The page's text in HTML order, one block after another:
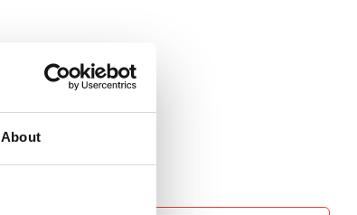
About